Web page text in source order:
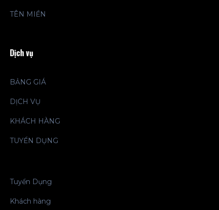
TÊN MIỀN
Dịch vụ
BẢNG GIÁ
DỊCH VỤ
KHÁCH HÀNG
TUYỂN DỤNG
Tuyển Dụng
Khách hàng